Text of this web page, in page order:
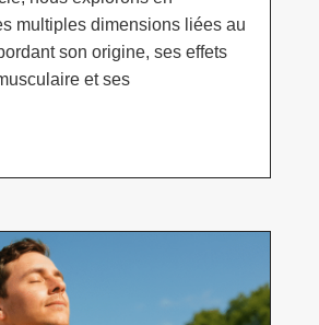
multiples dimensions liées au
son origine, ses effets
et ses